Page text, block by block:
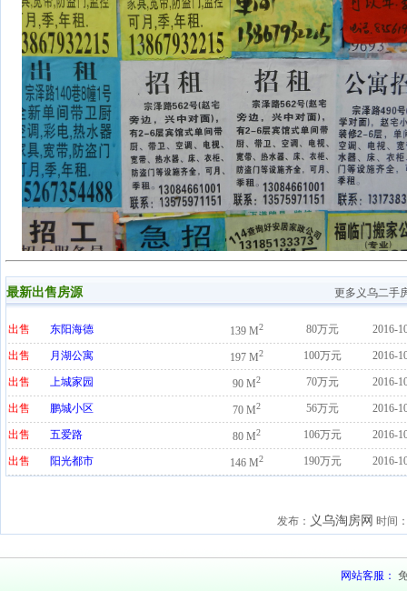
最新出售房源 更多义乌二手
出售 东阳海德 139 M2 80万元 2016-
出售 月湖公寓 197 M2 100万元 2016-
出售 上城家园 90 M2 70万元 2016-
出售 鹏城小区 70 M2 56万元 2016-
出售 五爱路 80 M2 106万元 2016-
出售 阳光都市 146 M2 190万元 2016-
发布： 义乌淘房网 时间
网站客服：